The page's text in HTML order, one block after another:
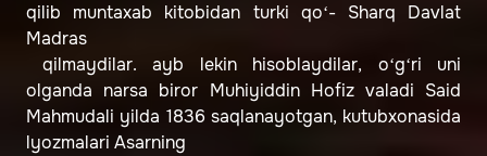
qilib muntaxab kitobidan turki qo‘- Sharq Davlat
Madras
qilmaydilar. ayb lekin hisoblaydilar, o‘g‘ri uni
olganda narsa biror Muhiyiddin Hofiz valadi Said
Mahmudali yilda 1836 saqlanayotgan, kutubxonasida
lyozmalari Asarning